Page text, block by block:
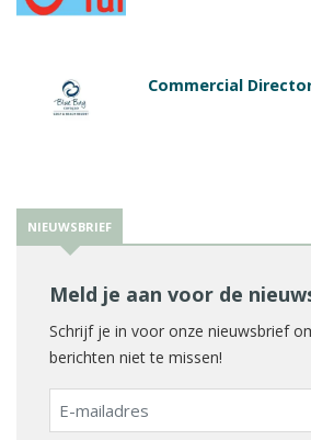
Commercial
NIEUWSBRIEF
Meld je aan voor de
Schrijf je in voor onze nieuwsbrief
berichten niet te missen!
E-
mailadres